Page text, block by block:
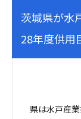
茨城県が水
28年度供用
県は水戸産業